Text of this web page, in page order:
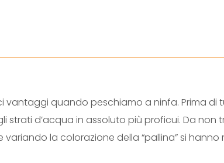
N
B
E
vantaggi quando peschiamo a ninfa. Prima
d’acqua in assoluto più proficui. Da non
la colorazione della “pallina” si hanno